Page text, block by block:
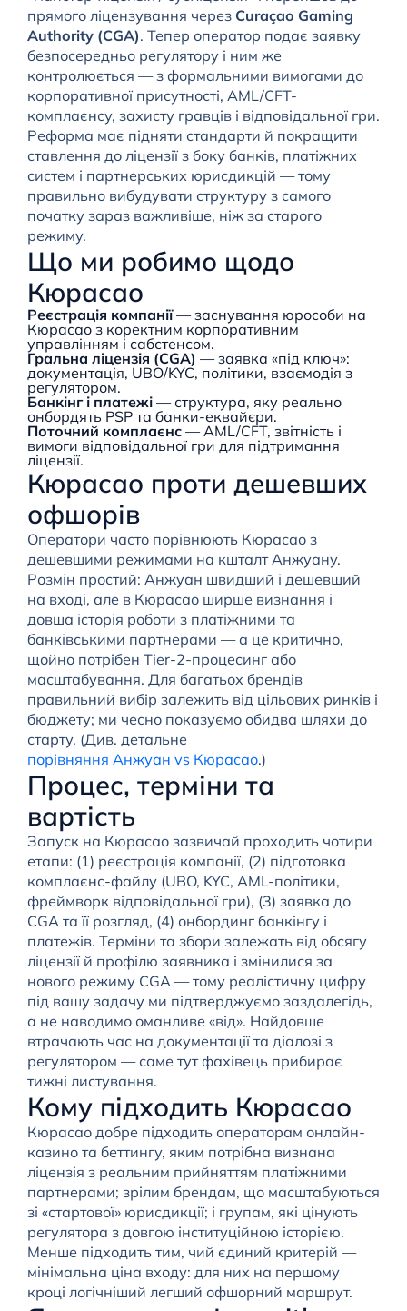
прямого ліцензування через Curaçao Gaming
Authority (CGA). Тепер оператор подає заявку
безпосередньо регулятору і ним же
контролюється — з формальними вимогами до
корпоративної присутності, AML/CFT-
комплаєнсу, захисту гравців і відповідальної гри.
Реформа має підняти стандарти й покращити
ставлення до ліцензії з боку банків, платіжних
систем і партнерських юрисдикцій — тому
правильно вибудувати структуру з самого
початку зараз важливіше, ніж за старого
режиму.
Що ми робимо щодо
Кюрасао
Реєстрація компанії— заснування юрособи на
Кюрасао з коректним корпоративним
управлінням і сабстенсом.
Гральна ліцензія (CGA) — заявка «під ключ»:
документація, UBO/KYC, політики, взаємодія з
регулятором.
Банкінг і платежі— структура, яку реально
онбордять PSP та банки-еквайєри.
Поточний комплаєнс— AML/CFT, звітність і
вимоги відповідальної гри для підтримання
ліцензії.
Кюрасао проти дешевших
офшорів
Оператори часто порівнюють Кюрасао з
дешевшими режимами на кшталт Анжуану.
Розмін простий: Анжуан швидший і дешевший
на вході, але в Кюрасао ширше визнання і
довша історія роботи з платіжними та
банківськими партнерами — а це критично,
щойно потрібен Tier-2-процесинг або
масштабування. Для багатьох брендів
правильний вибір залежить від цільових ринків і
бюджету; ми чесно показуємо обидва шляхи до
старту. (Див. детальне
порівняння Анжуан vs Кюрасао.)
Процес, терміни та
вартість
Запуск на Кюрасао зазвичай проходить чотири
етапи: (1) реєстрація компанії, (2) підготовка
комплаєнс-файлу (UBO, KYC, AML-політики,
фреймворк відповідальної гри), (3) заявка до
CGA та її розгляд, (4) онбординг банкінгу і
платежів. Терміни та збори залежать від обсягу
ліцензії й профілю заявника і змінилися за
нового режиму CGA — тому реалістичну цифру
під вашу задачу ми підтверджуємо заздалегідь,
а не наводимо оманливе «від». Найдовше
втрачають час на документації та діалозі з
регулятором — саме тут фахівець прибирає
тижні листування.
Кому підходить Кюрасао
Кюрасао добре підходить операторам онлайн-
казино та беттингу, яким потрібна визнана
ліцензія з реальним прийняттям платіжними
партнерами; зрілим брендам, що масштабуються
зі «стартової» юрисдикції; і групам, які цінують
регулятора з довгою інституційною історією.
Менше підходить тим, чий єдиний критерій —
мінімальна ціна входу: для них на першому
кроці логічніший легший офшорний маршрут.